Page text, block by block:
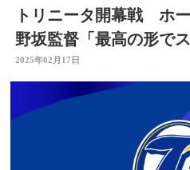
トリニータ開幕戦 ホ
野坂監督「最高の形で
1万4500人が歓喜
2025年02月17日